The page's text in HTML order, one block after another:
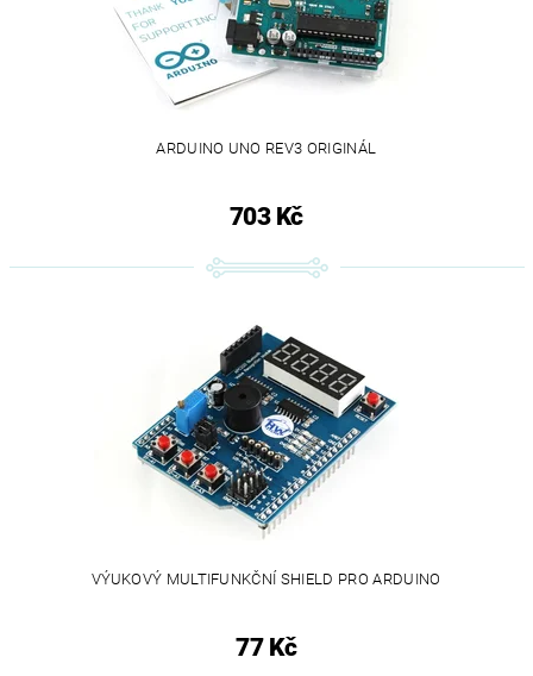
ARDUINO UNO REV3 ORIGINÁL
703 Kč
VÝUKOVÝ MULTIFUNKČNÍ SHIELD PRO ARDUINO
77 Kč